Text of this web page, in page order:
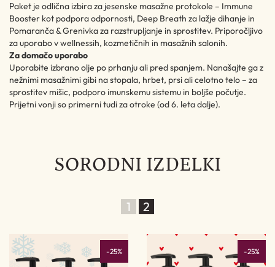
Paket je odlična izbira za jesenske masažne protokole – Immune
Booster kot podpora odpornosti, Deep Breath za lažje dihanje in
Pomaranča & Grenivka za razstrupljanje in sprostitev. Priporočljivo
za uporabo v wellnessih, kozmetičnih in masažnih salonih.
Za domačo uporabo
Uporabite izbrano olje po prhanju ali pred spanjem. Nanašajte ga z
nežnimi masažnimi gibi na stopala, hrbet, prsi ali celotno telo – za
sprostitev mišic, podporo imunskemu sistemu in boljše počutje.
Prijetni vonji so primerni tudi za otroke (od 6. leta dalje).
SORODNI IZDELKI
1 2
-25% -25%